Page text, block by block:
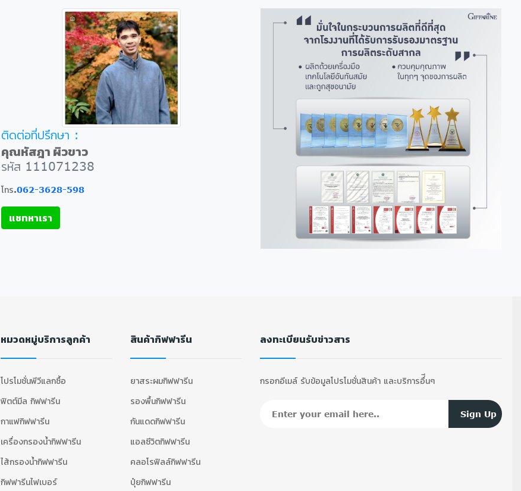
ติดต่อที่ปรึกษา :
คุณหัสฎา ผิวขาว
รหัส 111071238
โทร.062-3628-598
แชทหาเรา
หมวดหมู่บริการลูกค้า
โปรโมชั่นพีวีแลกซื้อ
ฟิตต์มีล กิฟฟารีน
กาแฟกิฟฟารีน
เครื่องกรองน้ำกิฟฟารีน
ไส้กรองน้ำกิฟฟารีน
กิฟฟารีนไฟเบอร์
สินค้ากิฟฟารีน
ยาสระผมกิฟฟารีน
รองพื้นกิฟฟารีน
กันแดดกิฟฟารีน
แอลซีวิตกิฟฟารีน
คลอโรฟิลล์กิฟฟารีน
ปุ๋ยกิฟฟารีน
ลงทะเบียนรับข่าวสาร
กรอกอีเมล์ รับข้อมูลโปรโมชั่นสินค้า และบริการอื่ีนๆ